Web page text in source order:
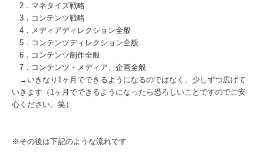
2．マネタイズ戦略
3．コンテンツ戦略
4．メディアディレクション全般
5．コンテンツディレクション全般
6．コンテンツ制作全般
7．コンテンツ・メディア、企画全般
→いきなり1ヶ月でできるようになるのではなく、少しずつ広げて
いきます（1ヶ月でできるようになったら恐ろしいことですのでご安
心ください。笑）
※その後は下記のような流れです